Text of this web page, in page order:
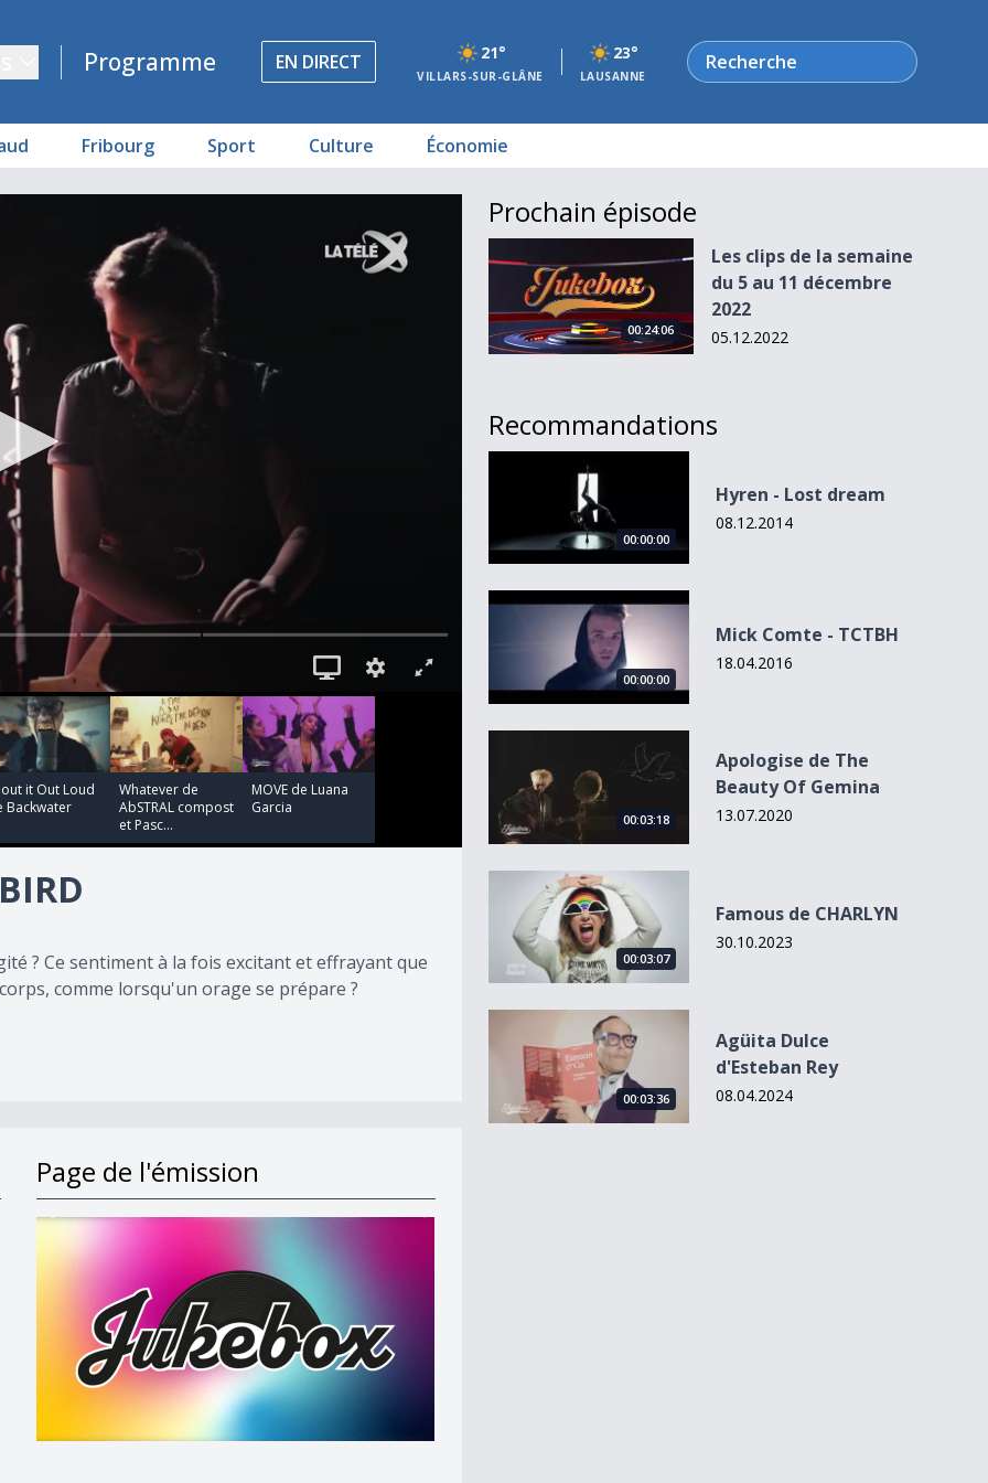
Programme EN DIRECT 21°
VILLARS-SUR-GLÂNE
23°
LAUSANNE
Rechercher
Fribourg Sport Culture Économie
it Out Loud
Backwater
00:03:14
Whatever de
AbSTRAL compost
et Pasc...
MOVE de Luana
Garcia
? Ce sentiment à la fois excitant et effrayant que
comme lorsqu'un orage se prépare ?
Page de l'émission
Prochain épisode
Les clips de la semaine du 5 au 11 décembre 2022
00:24:06
Les clips de la semaine
du 5 au 11 décembre
2022
05.12.2022
Recommandations
Hyren - Lost dream
00:00:00
Hyren - Lost dream
08.12.2014
Mick Comte - TCTBH
00:00:00
Mick Comte - TCTBH
18.04.2016
Apologise de The Beauty Of Gemina
00:03:18
Apologise de The
Beauty Of Gemina
13.07.2020
Famous de CHARLYN
00:03:07
Famous de CHARLYN
30.10.2023
Agüita Dulce d&#039;Esteban Rey
00:03:36
Agüita Dulce
d'Esteban Rey
08.04.2024